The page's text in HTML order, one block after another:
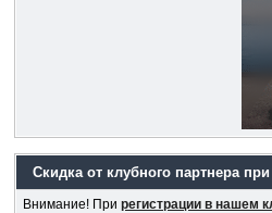
Скидка от клубного партнера
Внимание! Прирегистрации в нашем